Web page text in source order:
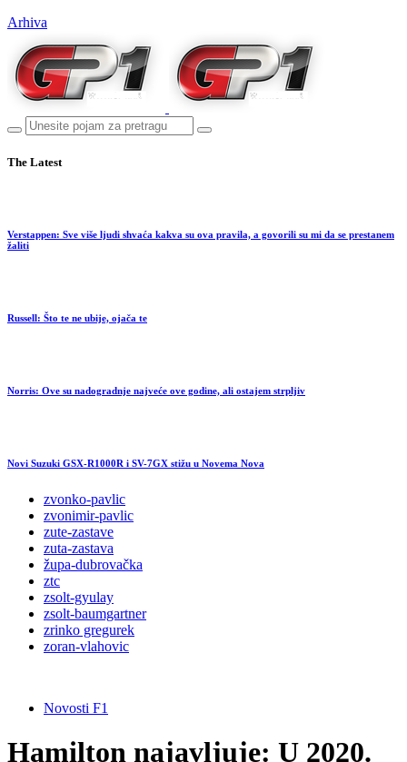
Arhiva
The Latest
Verstappen: Sve više ljudi shvaća kakva su ova pravila, a govorili su mi da se prestanem
žaliti
Russell: Što te ne ubije, ojača te
Norris: Ove su nadogradnje najveće ove godine, ali ostajem strpljiv
Novi Suzuki GSX-R1000R i SV-7GX stižu u Novema Nova
zvonko-pavlic
zvonimir-pavlic
zute-zastave
zuta-zastava
župa-dubrovačka
ztc
zsolt-gyulay
zsolt-baumgartner
zrinko gregurek
zoran-vlahovic
Novosti F1
Hamilton najavljuje: U 2020.